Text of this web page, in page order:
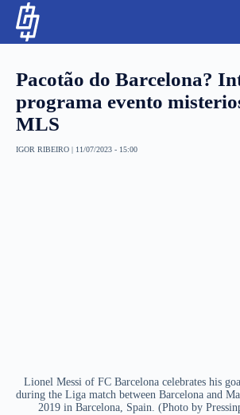
Pacotão do Barcelona?
programa evento
MLS
IGOR RIBEIRO | 11/07/2023 - 15:00
Lionel Messi of FC Barcelona celebrates his
during the Liga match between Barcelona and
2019 in Barcelona, Spain. (Photo by